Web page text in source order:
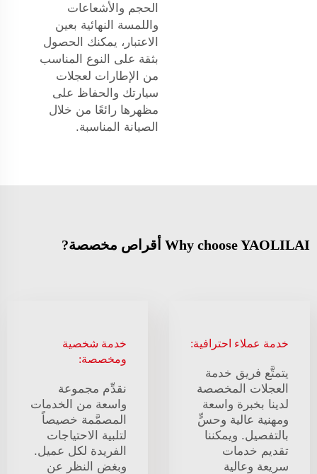
الحجم والأشعاعات
واللمسة النهائية بعين
الاعتبار، يمكنك الحصول
بثقة على النوع المناسب
من الإطارات لعجلات
سيارتك والحفاظ على
مظهرها رائعًا من خلال
الصيانة المناسبة.
Why choose YAOLILAI أقراص مخصصة?
خدمة عملاء احترافية:
يتمتَّع فريق خدمة
العجلات المخصصة
لدينا بخبرة واسعة
ومهنية عالية وحسٍّ
بالتفصيل. ويمكننا
تقديم خدمات
سريعة وعالية
خدمة شخصية
ومخصصة:
نقدِّم مجموعة
واسعة من الخدمات
المصمَّمة خصيصاً
لتلبية الاحتياجات
الفريدة لكل عميل.
وبغض النظر عن